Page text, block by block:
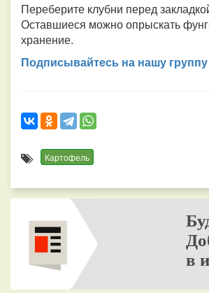
Переберите клубни перед
Оставшиеся можно опрыскать
хранение.
Подписывайтесь на нашу
Картофель
в